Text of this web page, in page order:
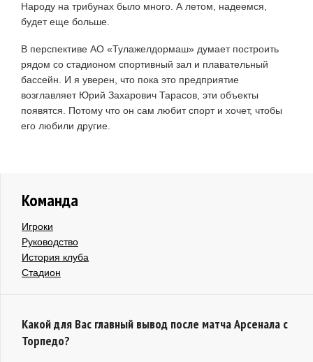
Народу на трибунах было много. А летом, надеемся,
будет еще больше.
В перспективе АО «Тулажелдормаш» думает построить
рядом со стадионом спортивный зал и плавательный
бассейн. И я уверен, что пока это предприятие
возглавляет Юрий Захарович Тарасов, эти объекты
появятся. Потому что он сам любит спорт и хочет, чтобы
его любили другие.
Команда
Игроки
Руководство
История клуба
Стадион
Какой для Вас главный вывод после матча Арсенала с
Торпедо?